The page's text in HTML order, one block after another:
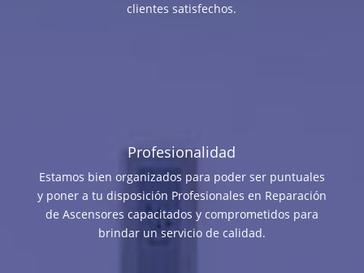
clientes satisfechos.
Profesionalidad
Estamos bien organizados para poder ser puntuales
y poner a tu disposición Profesionales en Reparación
de Ascensores capacitados y comprometidos para
brindar un servicio de calidad.